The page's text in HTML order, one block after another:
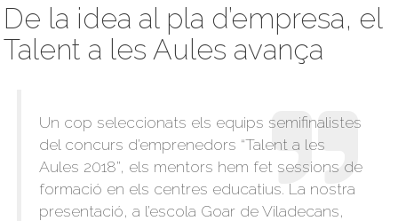
De la idea al pla d’empresa, el
Talent a les Aules avança
Un cop seleccionats els equips semifinalistes
del concurs d’emprenedors “Talent a les
Aules 2018”, els mentors hem fet sessions de
formació en els centres educatius. La nostra
presentació, a l’escola Goar de Viladecans,